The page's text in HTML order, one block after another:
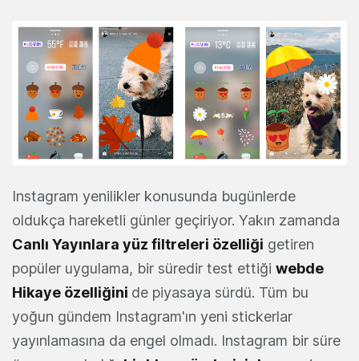
Instagram yenilikler konusunda bugünlerde
oldukça hareketli günler geçiriyor. Yakın zamanda
Canlı Yayınlara yüz filtreleri özelliği getiren
popüler uygulama, bir süredir test ettiği webde
Hikaye özelliğini de piyasaya sürdü. Tüm bu
yoğun gündem Instagram'ın yeni stickerlar
yayınlamasına da engel olmadı. Instagram bir süre